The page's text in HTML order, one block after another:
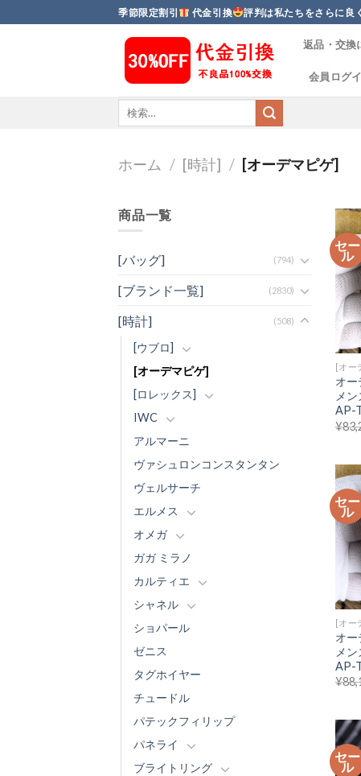
to
季節限定割引 代金引換 評判は私たちをさらに良
返品・交換
会員ログ
ホーム / [時計] / [オーデマピゲ]
商品一覧
[バッグ] (794)
[ブランド一覧] (2830)
[時計] (508)
[ウブロ]
[オーデマピゲ]
[ロレックス]
IWC
アルマーニ
ヴァシュロンコンスタンタン
ヴェルサーチ
エルメス
オメガ
ガガ ミラノ
カルティエ
シャネル
ショパール
ゼニス
タグホイヤー
チュードル
パテックフィリップ
パネライ
ブライトリング
セー
ル
[オー
オー
メ
AP-
¥
セー
ル
[オー
オー
メ
AP-
¥
セー
ル